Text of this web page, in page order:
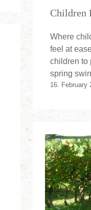
Children
Where
feel at
children to
spring
16. February